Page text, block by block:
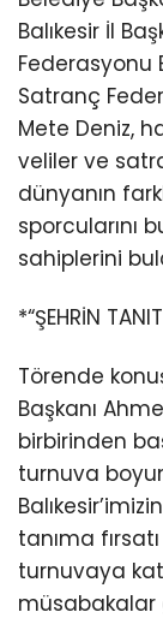
Balıkesir İl
Federasyonu
Satranç
Mete Deniz,
veliler ve
dünyanın
sporcularını
sahiplerini
*“ŞEHRİN
Törende
Başkanı
birbirinden
turnuva
tanıma
turnuvaya
müsabakalar